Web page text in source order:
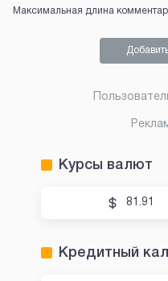
Максимальная длина
Курсы валют
81.91
Кредитный